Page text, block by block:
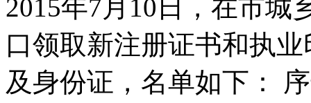
2015年7月10日，在市城
口领取新注册证书和执
及身份证，名单如下：